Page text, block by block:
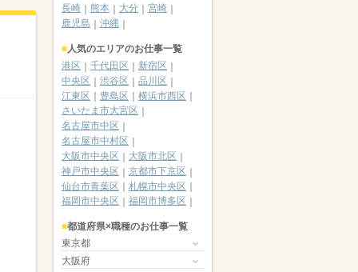
長崎
熊本 大分
宮崎
鹿児島
沖縄
人気のエリアのお仕事一覧
港区
千代田区
新宿区
中央区
渋谷区
品川区
江東区
豊島区
横浜市西区
さいたま市大宮区
名古屋市中区
名古屋市中村区
大阪市中央区
大阪市北区
神戸市中央区
京都市下京区
仙台市青葉区
札幌市中央区
福岡市中央区
福岡市博多区
都道府県×職種のお仕事一覧
東京都
大阪府